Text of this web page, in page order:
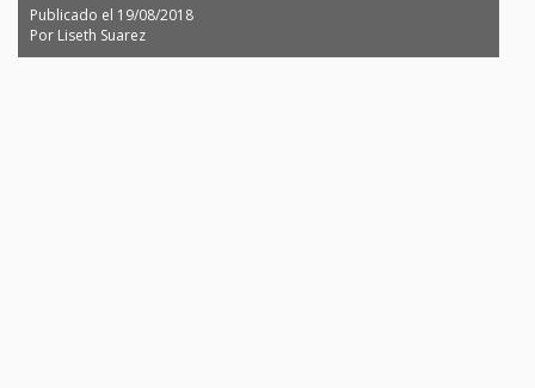
Publicado el 19/08/2018
Por Liseth Suarez